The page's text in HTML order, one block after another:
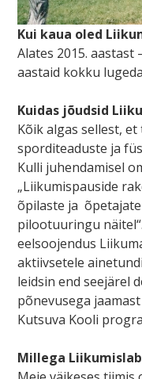
Kui kaua oled
Alates 2015.
aastaid kokku
Kuidas jõudsid
Kõik algas sellest,
sporditeaduste ja
Kulli juhendamisel
„Liikumispauside
õpilaste ja
pilootuuringu
eelsoojendus
aktiivsetele
leidsin end seejärel
põnevusega
Kutsuva Kooli
Millega